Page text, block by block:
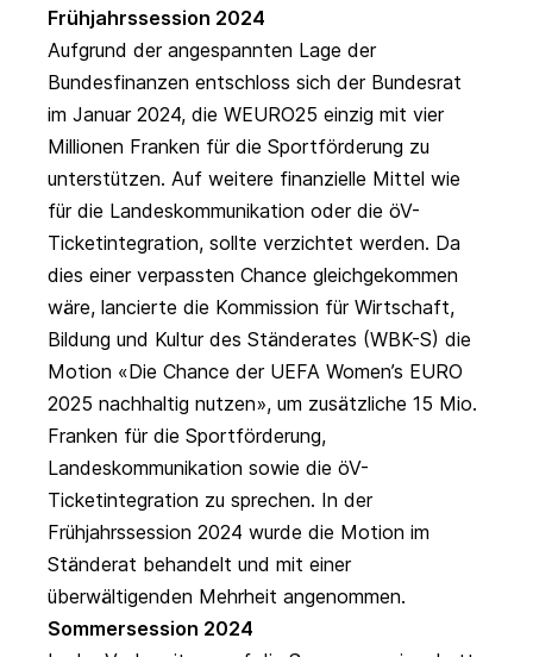
Frühjahrssession 2024
Aufgrund der angespannten Lage der
Bundesfinanzen entschloss sich der Bundesrat
im Januar 2024, die WEURO25 einzig mit vier
Millionen Franken für die Sportförderung zu
unterstützen. Auf weitere finanzielle Mittel wie
für die Landeskommunikation oder die öV-
Ticketintegration, sollte verzichtet werden. Da
dies einer verpassten Chance gleichgekommen
wäre, lancierte die Kommission für Wirtschaft,
Bildung und Kultur des Ständerates (WBK-S) die
Motion «Die Chance der UEFA Women’s EURO
2025 nachhaltig nutzen», um zusätzliche 15 Mio.
Franken für die Sportförderung,
Landeskommunikation sowie die öV-
Ticketintegration zu sprechen. In der
Frühjahrssession 2024 wurde die Motion im
Ständerat behandelt und mit einer
überwältigenden Mehrheit angenommen.
Sommersession 2024